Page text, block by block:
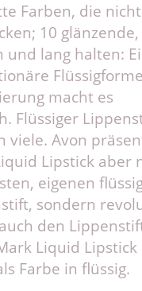
Farben, die nicht
10
und lang halten:
macht es
Flüssiger
viele. Avon
Lipstick aber
eigenen
sondern
den
Liquid Lipstick
Farbe in flüssig.